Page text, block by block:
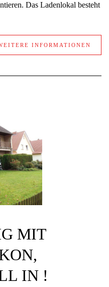
Das Ladenlokal besteht
INFORMATIONEN
MIT
IN !